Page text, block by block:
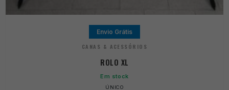
Envio Grátis
CANAS & ACESSÓRIOS
ROLO XL
Em stock
ÚNICO